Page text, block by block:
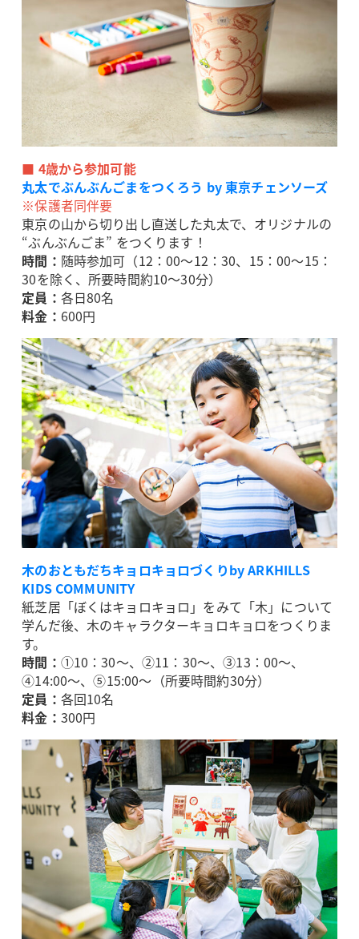
■ 4歳から参加可能
丸太でぶんぶんごまをつくろう by 東京チェンソーズ
※保護者同伴要
東京の山から切り出し直送した丸太で、オリジナルの
“ぶんぶんごま” をつくります！
時間： 随時参加可（12：00～12：30、15：00～15：
30を除く、所要時間約10～30分）
定員： 各日80名
料金： 600円
木のおともだちキョロキョロづくりby ARKHILLS
KIDS COMMUNITY
紙芝居「ぼくはキョロキョロ」をみて「木」について
学んだ後、木のキャラクターキョロキョロをつくりま
す。
時間： ①10：30～、②11：30～、③13：00～、
④14:00～、⑤15:00～（所要時間約30分）
定員： 各回10名
料金： 300円